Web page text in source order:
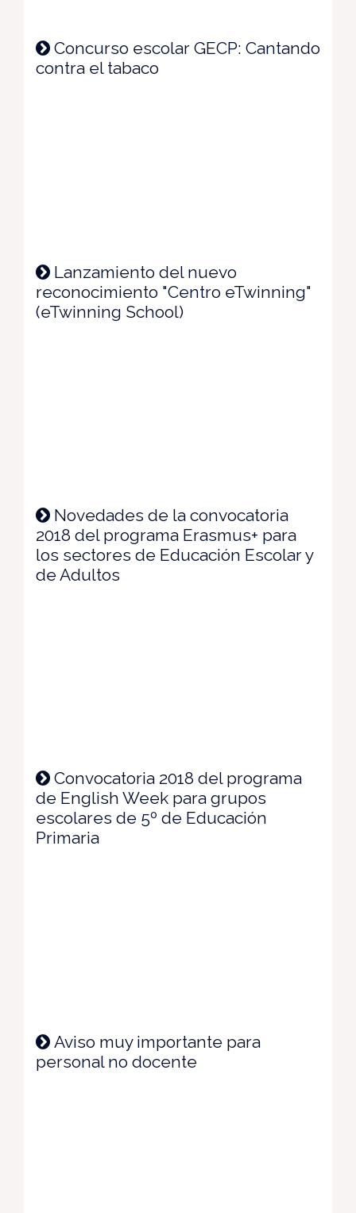
Concurso escolar GECP: Cantando
contra el tabaco
Lanzamiento del nuevo
reconocimiento "Centro eTwinning"
(eTwinning School)
Novedades de la convocatoria
2018 del programa Erasmus+ para
los sectores de Educación Escolar y
de Adultos
Convocatoria 2018 del programa
de English Week para grupos
escolares de 5º de Educación
Primaria
Aviso muy importante para
personal no docente